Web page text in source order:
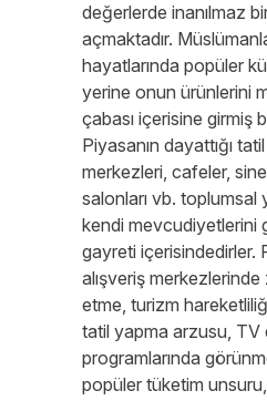
değerlerde inanılmaz
açmaktadır.
hayatlarında popüler
yerine onun ürünlerini
çabası içerisine girmiş
Piyasanın dayattığı
merkezleri, cafeler,
salonları vb. toplumsal
kendi mevcudiyetlerini
gayreti içerisindedirler.
alışveriş merkezlerinde
etme, turizm
tatil yapma arzusu, TV
programlarında
popüler tüketim unsuru,